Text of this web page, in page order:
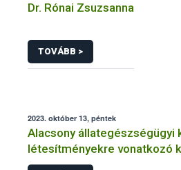
Dr. Rónai Zsuzsanna
TOVÁBB >
2023. október 13, péntek
Alacsony állategészségügyi
létesítményekre vonatkozó